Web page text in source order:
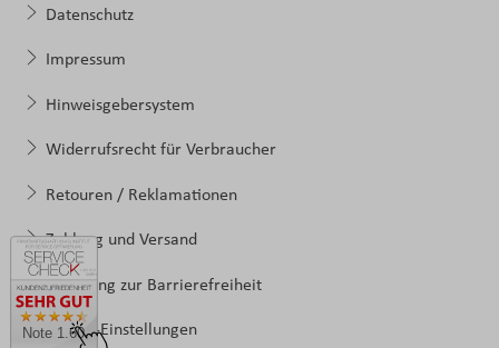
Note 1.60
Datenschutz
Impressum
Hinweisgebersystem
Widerrufsrecht für Verbraucher
Retouren / Reklamationen
Zahlung und Versand
Erklärung zur Barrierefreiheit
Cookie-Einstellungen